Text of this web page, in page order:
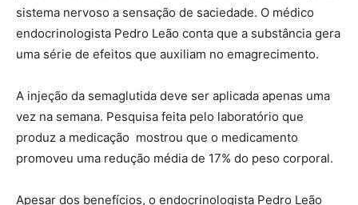
sistema nervoso a sensação de saciedade. O médico
endocrinologista Pedro Leão conta que a substância gera
uma série de efeitos que auxiliam no emagrecimento.
A injeção da semaglutida deve ser aplicada apenas uma
vez na semana. Pesquisa feita pelo laboratório que
produz a medicação mostrou que o medicamento
promoveu uma redução média de 17% do peso corporal.
Apesar dos benefícios, o endocrinologista Pedro Leão